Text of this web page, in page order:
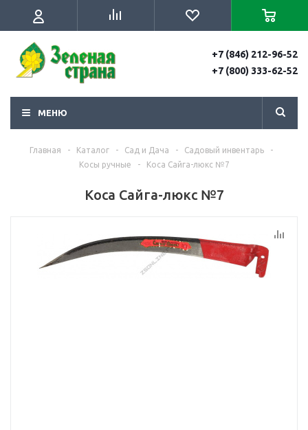
+7 (846) 212-96-52
+7 (800) 333-62-52
МЕНЮ
Главная - Каталог - Сад и Дача - Садовый инвентарь
-
Косы ручные
- Коса Сайга-люкс №7
Коса Сайга-люкс №7